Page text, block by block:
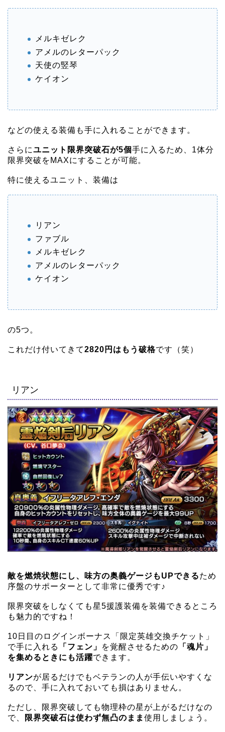
メルキゼレク
アメルのレターパック
天使の竪琴
ケイオン
などの使える装備も手に入れることができます。
さらにユニット限界突破石が5個手に入るため、1体分
限界突破をMAXにすることが可能。
特に使えるユニット、装備は
リアン
ファブル
メルキゼレク
アメルのレターパック
ケイオン
の5つ。
これだけ付いてきて2820円はもう破格です（笑）
リアン
敵を燃焼状態にし、味方の奥義ゲージもUPできるため
序盤のサポーターとして非常に優秀です♪
限界突破をしなくても星5援護装備を装備できるところ
も魅力的ですね！
10日目のログインボーナス「限定英雄交換チケット」
で手に入れる
「フェン」 を覚醒させるための 「魂片」
を集めるときにも活躍できます。
リアンが居るだけでもベテランの人が手伝いやすくな
るので、手に入れておいても損はありません。
ただし、限界突破しても物理枠の星が上がるだけなの
で、
限界突破石は使わず無凸のまま 使用しましょう。